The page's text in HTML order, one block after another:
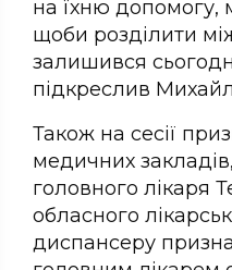
на їхню допомогу,
щоби розділити
залишився
підкреслив
Також на сесії
медичних
головного лікаря
обласного
диспансеру